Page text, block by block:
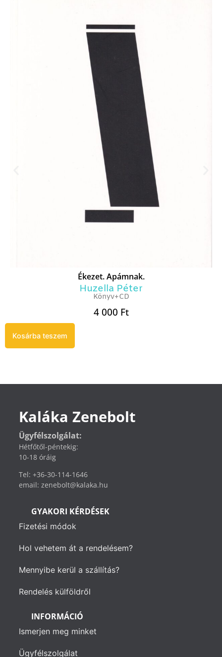
Ékezet. Apámnak.
Huzella Péter
Könyv+CD
4 000 Ft
Kosárba teszem
Kaláka Zenebolt
Ügyfélszolgálat:
Hétfőtől-péntekig:
10-18 óráig
Tel: +36-30-114-1646
email: zenebolt@kalaka.hu
GYAKORI KÉRDÉSEK
Fizetési módok
Hol vehetem át a rendelésem?
Mennyibe kerül a szállítás?
Rendelés külföldről
INFORMÁCIÓ
Ismerjen meg minket
Ügyfélszolgálat